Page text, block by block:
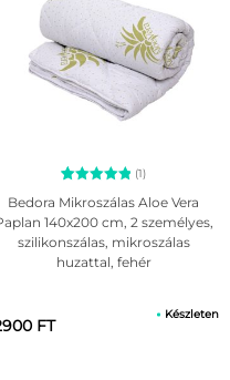
Értékelés
5.00
az 5-ből,
1
értékelés
alapján
(1)
Bedora Mikroszálas Aloe Vera
140x200 cm, 2 személyes,
szilikonszálas, mikroszálas
huzattal, fehér
FT
Készleten